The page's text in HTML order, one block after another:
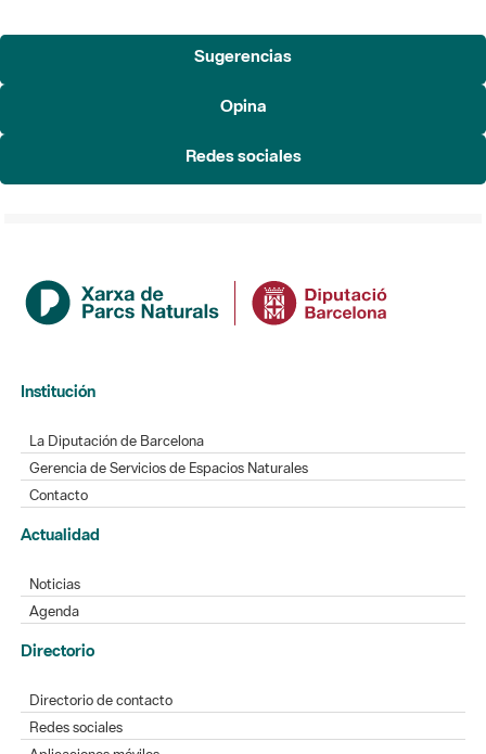
Sugerencias
Opina
Redes sociales
Institución
La Diputación de Barcelona
Gerencia de Servicios de Espacios Naturales
Contacto
Actualidad
Noticias
Agenda
Directorio
Directorio de contacto
Redes sociales